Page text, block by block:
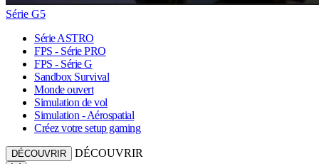
Série G5
Série ASTRO
FPS - Série PRO
FPS - Série G
Sandbox Survival
Monde ouvert
Simulation de vol
Simulation - Aérospatial
Créez votre setup gaming
DÉCOUVRIR DÉCOUVRIR